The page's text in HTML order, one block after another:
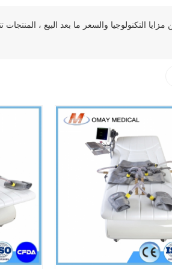
مزايا التكنولوجيا والسعر ما بعد البيع ،